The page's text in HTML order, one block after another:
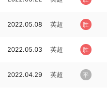
2022.05.08 英超 胜
2022.05.03 英超 胜
2022.04.29 英超 平